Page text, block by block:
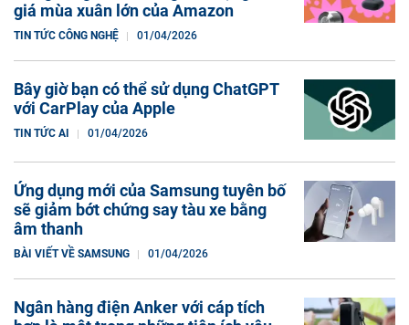
giá mùa xuân lớn của Amazon
TIN TỨC CÔNG NGHỆ 01/04/2026
Bây giờ bạn có thể sử dụng ChatGPT
với CarPlay của Apple
TIN TỨC AI 01/04/2026
Ứng dụng mới của Samsung tuyên bố
sẽ giảm bớt chứng say tàu xe bằng
âm thanh
BÀI VIẾT VỀ SAMSUNG 01/04/2026
Ngân hàng điện Anker với cáp tích